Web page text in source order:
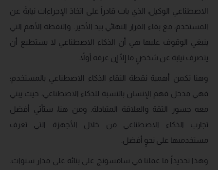
الاصطناعي الوكيل، الذي بات قادراً على اتخاذ الإجراءات نيابةً عن
المستخدم، مع بقاء القرار النهائي بيد الأخير. والنقطة الأهم التي
ينبغي الوقوف عليها هي أن الذكاء الاصطناعي لا يستطيع أن
يتصرف نيابة عن شخصٍ ما إلّا إن عرفه أولاً.
وهنا تكمن أهمية نقطة التقاء الذكاء الاصطناعي بالمستخدم؛
فهي مدخل فهم الإنسان بالنسبة للذكاء الاصطناعي، حيث يبني
معه جسور الثقة والعلاقة المتبادلة. ومن هنا، ستأتي أفضل
تجارب الذكاء الاصطناعي من خلال الأجهزة التي تعرف
مستخدميها على نحوٍ أفضل.
وهذا تحديداً ما عملنا في سامسونج على بنائه على مدار سنوات.